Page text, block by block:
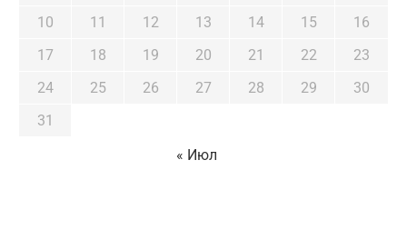
10
11 12 13 14 15
16
17
18 19 20 21 22
23
24
25 26 27 28 29
30
31
« Июл